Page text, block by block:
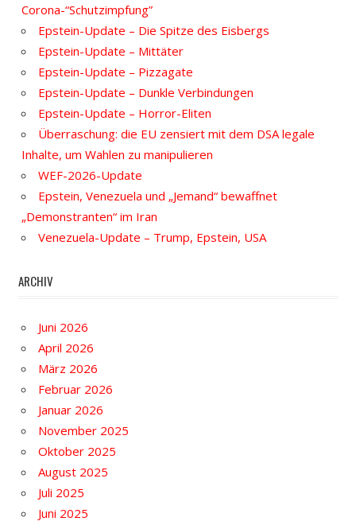
Corona-“Schutzimpfung”
Epstein-Update – Die Spitze des Eisbergs
Epstein-Update – Mittäter
Epstein-Update – Pizzagate
Epstein-Update – Dunkle Verbindungen
Epstein-Update – Horror-Eliten
Überraschung: die EU zensiert mit dem DSA legale
Inhalte, um Wahlen zu manipulieren
WEF-2026-Update
Epstein, Venezuela und „Jemand“ bewaffnet
„Demonstranten“ im Iran
Venezuela-Update – Trump, Epstein, USA
ARCHIV
Juni 2026
April 2026
März 2026
Februar 2026
Januar 2026
November 2025
Oktober 2025
August 2025
Juli 2025
Juni 2025